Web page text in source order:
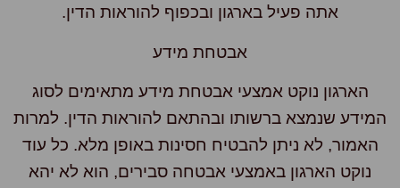
אתה פעיל בארגון ובכפוף להוראות הדין.
אבטחת מידע
הארגון נוקט אמצעי אבטחת מידע מתאימים לסוג
שנמצא ברשותו ובהתאם להוראות הדין. למרות
האמור, לא ניתן להבטיח חסינות באופן מלא. כל עוד
נוקט הארגון באמצעי אבטחה סבירים, הוא לא יהא